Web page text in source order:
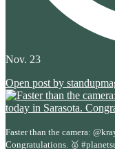
Nov. 23
Open post by
Faster than the camera:
Congratulations. 🥇